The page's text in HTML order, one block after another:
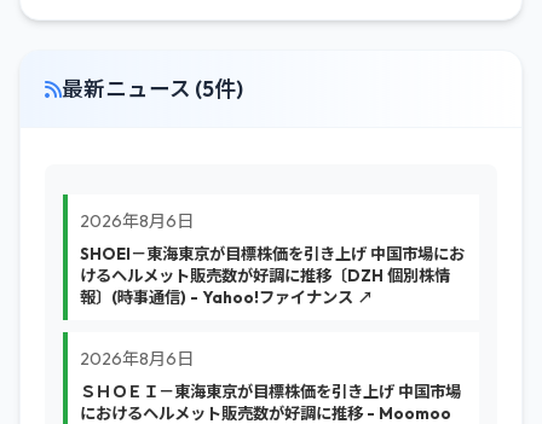
最新ニュース (5件)
2026年8月6日
SHOEI－東海東京が目標株価を引き上げ 中国市場にお
けるヘルメット販売数が好調に推移〔DZH 個別株情
報〕(時事通信) - Yahoo!ファイナンス ↗
2026年8月6日
ＳＨＯＥＩ－東海東京が目標株価を引き上げ 中国市場
におけるヘルメット販売数が好調に推移 - Moomoo